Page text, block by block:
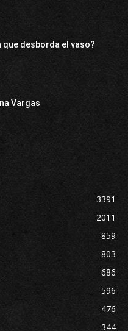
que desborda el vaso?
Vargas
3391
2011
859
803
686
596
476
344